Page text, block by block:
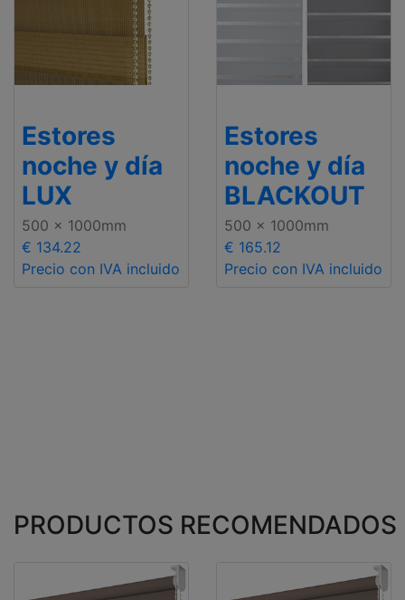
Estores
noche y día
LUX
500 x 1000mm
€ 134.22
Precio con IVA incluido
Estores
noche y día
BLACKOUT
500 x 1000mm
€ 165.12
Precio con IVA incluido
PRODUCTOS RECOMENDADOS